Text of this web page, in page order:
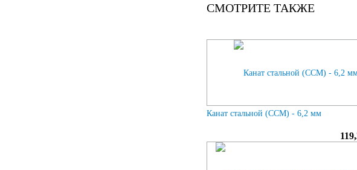
СМОТРИТЕ ТАКЖЕ
Канат стальной (ССМ) - 6,2 мм